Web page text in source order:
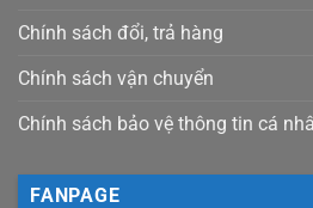
Chính sách đổi, trả hàng
Chính sách vận chuyển
Chính sách bảo vệ thông tin cá
FANPAGE